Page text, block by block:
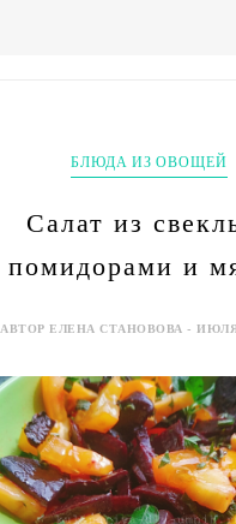
БЛЮДА ИЗ ОВОЩЕЙ
Салат из
помидорами и
АВТОР ЕЛЕНА СТАНОВОВА - ИЮЛЯ